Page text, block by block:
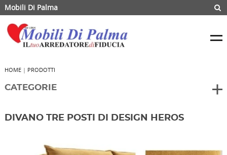
Mobili Di Palma
HOME| PRODOTTI
CATEGORIE
DIVANO TRE POSTI DI DESIGN HEROS